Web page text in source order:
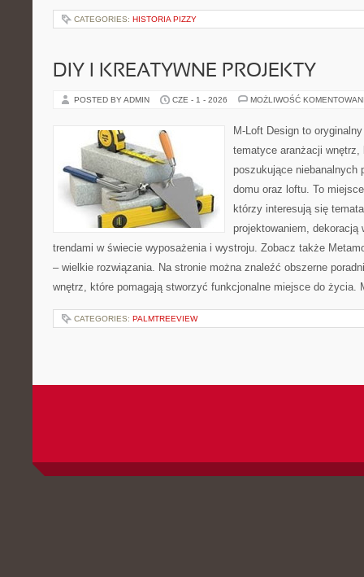
CATEGORIES: HISTORIA PIZZY
DIY I KREATYWNE PROJEKTY
POSTED BY ADMIN CZE - 1 - 2026 MOŻLIWOŚĆ
M-Loft Design to
tematyce aranżacji
poszukujące niebanalnych
domu oraz loftu. To
którzy interesują się
projektowaniem, dekoracją
trendami w świecie wyposażenia i wystroju. Zobacz także
– wielkie rozwiązania. Na stronie można znaleźć obszerne
wnętrz, które pomagają stworzyć funkcjonalne miejsce do
CATEGORIES: PALMTREEVIEW